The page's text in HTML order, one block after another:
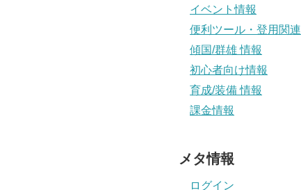
イベント情報
便利ツール・登用関連
傾国/群雄 情報
初心者向け情報
育成/装備 情報
課金情報
メタ情報
ログイン